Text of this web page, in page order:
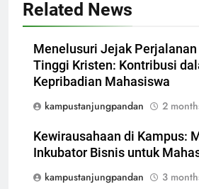
Related News
Menelusuri Jejak
Tinggi Kristen: Kontribusi
Kepribadian Mahasiswa
kampustanjungpandan
2
Kewirausahaan di Kampus:
Inkubator Bisnis untuk
kampustanjungpandan
3